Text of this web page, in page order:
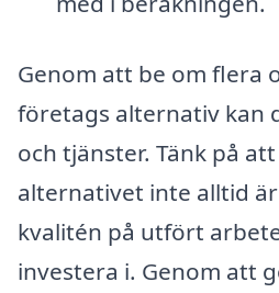
Genom att be om flera
företags alternativ kan
och tjänster. Tänk på
alternativet inte alltid
kvalitén på utfört
investera i. Genom att